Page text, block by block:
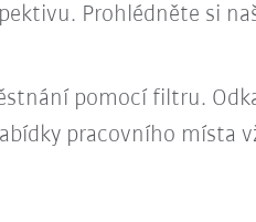
Prohlédněte si
pomocí filtru.
pracovního místa